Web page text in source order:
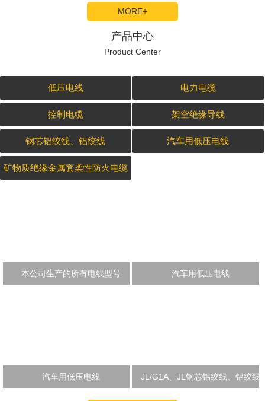
MORE+
产品中心
Product Center
低压电线 电力电缆
控制电缆 架空绝缘导线
钢芯铝绞线、铝绞线 汽车用低压电线
矿物质绝缘金属套柔性防火电缆
本公司生产的所有电线型号 汽车用低压电线
汽车用低压电线 JL/G1A、JL钢芯铝绞线、铝绞线